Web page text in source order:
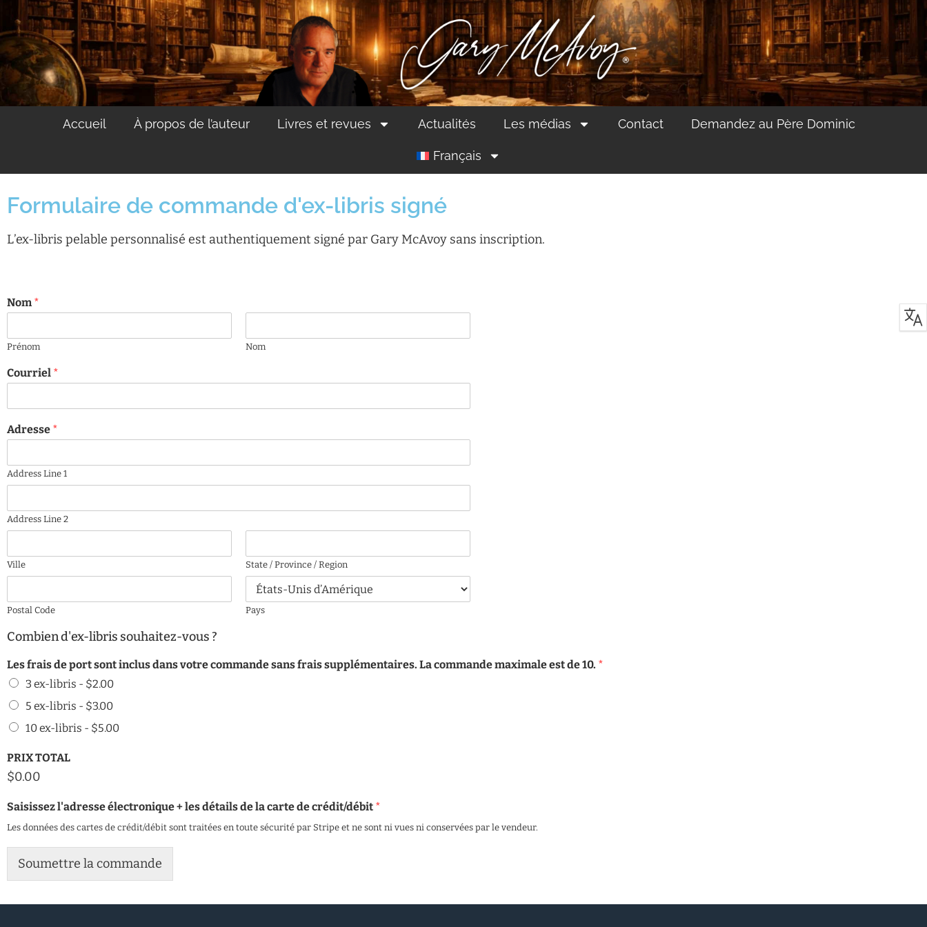
Accueil À propos de l’auteur Livres et revues Actualités Les médias Contact Demandez au Père Dominic
Français
Formulaire de commande d'ex-libris signé
L’ex-libris pelable personnalisé est authentiquement signé par Gary McAvoy sans inscription.
Nom *
Prénom Nom
Courriel *
Adresse *
Address Line 1
Address Line 2
Ville State / Province / Region
Postal Code Pays
Combien d'ex-libris souhaitez-vous ?
Les frais de port sont inclus dans votre commande sans frais supplémentaires. La commande maximale est de 10. *
3 ex-libris - $2.00
5 ex-libris - $3.00
10 ex-libris - $5.00
PRIX TOTAL
$0.00
Saisissez l'adresse électronique + les détails de la carte de crédit/débit *
Les données des cartes de crédit/débit sont traitées en toute sécurité par Stripe et ne sont ni vues ni conservées par le vendeur.
Soumettre la commande